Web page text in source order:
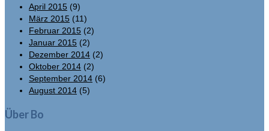
April 2015 (9)
März 2015 (11)
Februar 2015 (2)
Januar 2015 (2)
Dezember 2014 (2)
Oktober 2014 (2)
September 2014 (6)
August 2014 (5)
Über Bo